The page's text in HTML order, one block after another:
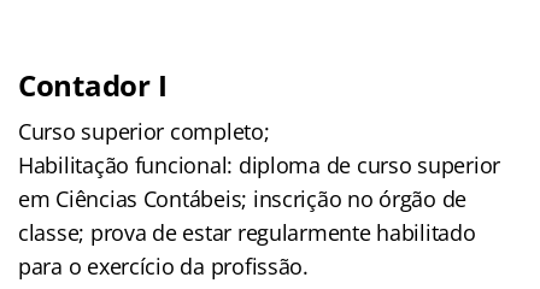
Contador I
Curso superior completo;
Habilitação funcional: diploma de curso superior
em Ciências Contábeis; inscrição no órgão de
classe; prova de estar regularmente habilitado
para o exercício da profissão.